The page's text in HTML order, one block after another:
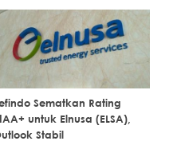
Sematkan Rating
untuk Elnusa (ELSA),
Stabil